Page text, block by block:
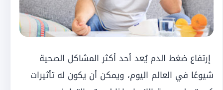
إرتفاع ضغط الدم يُعد أحد أكثر المشاكل الصحية
شيوعًا في العالم اليوم، ويمكن أن يكون له تأثيرات